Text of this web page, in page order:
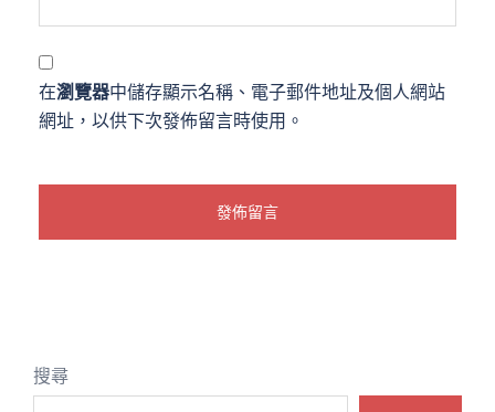
在瀏覽器中儲存顯示名稱、電子郵件地址及個人網站
網址，以供下次發佈留言時使用。
搜尋